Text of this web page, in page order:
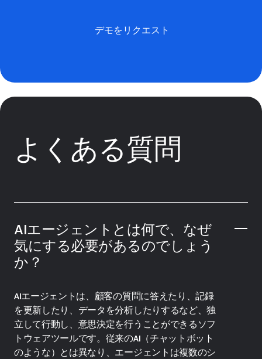
デモをリクエスト
よくある質問
AIエージェントとは何で、なぜ
気にする必要があるのでしょう
か？
AIエージェントは、顧客の質問に答えたり、記録
を更新したり、データを分析したりするなど、独
立して行動し、意思決定を行うことができるソフ
トウェアツールです。従来のAI（チャットボット
のような）とは異なり、エージェントは複数のシ